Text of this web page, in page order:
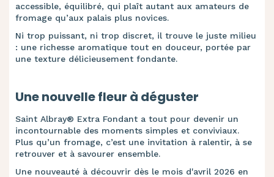
accessible, équilibré, qui plaît autant aux amateurs de
fromage qu’aux palais plus novices.
Ni trop puissant, ni trop discret, il trouve le juste milieu
: une richesse aromatique tout en douceur, portée par
une texture délicieusement fondante.
Une nouvelle fleur à déguster
Saint Albray® Extra Fondant a tout pour devenir un
incontournable des moments simples et conviviaux.
Plus qu’un fromage, c’est une invitation à ralentir, à se
retrouver et à savourer ensemble.
Une nouveauté à découvrir dès le mois d'avril 2026 en